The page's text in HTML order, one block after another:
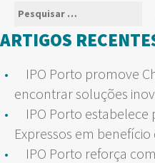
ARTIGOS
Pesquisar
por:
ARTIGOS
IPO Porto promove
encontrar soluções
IPO Porto
Expressos em
IPO Porto reforça